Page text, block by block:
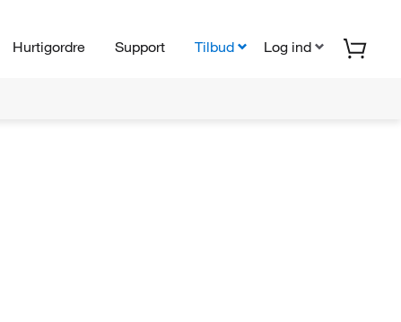
Hurtigordre Support Tilbud Log ind